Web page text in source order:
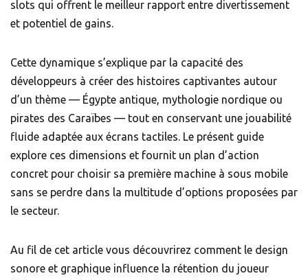
slots qui offrent le meilleur rapport entre divertissement
et potentiel de gains.
Cette dynamique s’explique par la capacité des
développeurs à créer des histoires captivantes autour
d’un thème — Égypte antique, mythologie nordique ou
pirates des Caraïbes — tout en conservant une jouabilité
fluide adaptée aux écrans tactiles. Le présent guide
explore ces dimensions et fournit un plan d’action
concret pour choisir sa première machine à sous mobile
sans se perdre dans la multitude d’options proposées par
le secteur.
Au fil de cet article vous découvrirez comment le design
sonore et graphique influence la rétention du joueur